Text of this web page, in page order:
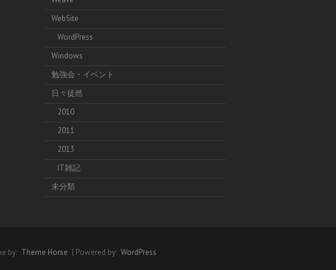
WebSite
WordPress
Windows
勉強会・イベント
日々徒然
2010
2011
2013
IT雑記
未分類
by: Theme Horse | Powered by: WordPress